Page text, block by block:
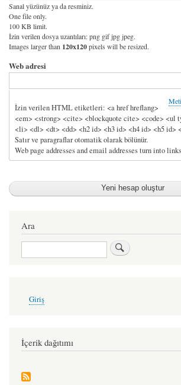
Sanal yüzünüz ya da resminiz.
One file only.
100 KB limit.
İzin verilen dosya uzantıları: png gif jpg jpeg.
Images larger than 120x120pixels will be resized.
Web adresi
İzin verilen HTML etiketleri: <a href hreflang>
<em> <strong> <cite> <blockquote cite> <code> <ul
<li> <dl> <dt> <dd> <h2 id> <h3 id> <h4 id> <h5 id>
Satır ve paragraflar otomatik olarak bölünür.
Web page addresses and email addresses turn into
Ara
Ara
account
Giriş
İçerik dağıtımı